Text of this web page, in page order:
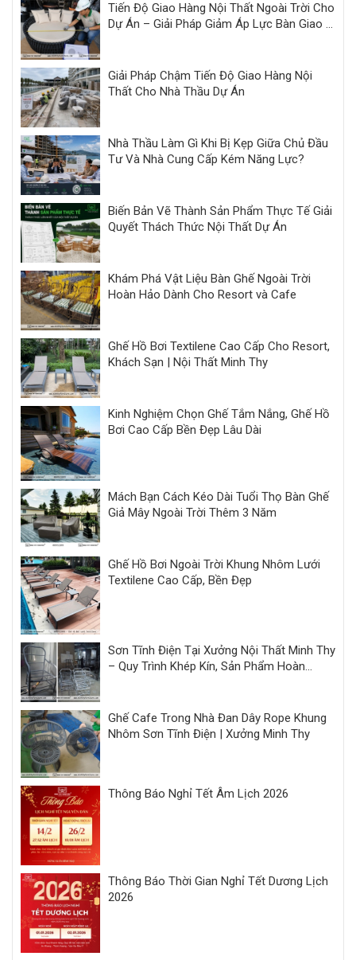
Tiến Độ Giao Hàng Nội Thất Ngoài Trời Cho
Dự Án – Giải Pháp Giảm Áp Lực Bàn Giao |
Giải Pháp Chậm Tiến Độ Giao Hàng Nội
Thất Cho Nhà Thầu Dự Án
Nhà Thầu Làm Gì Khi Bị Kẹp Giữa Chủ Đầu
Tư Và Nhà Cung Cấp Kém Năng Lực?
Biến Bản Vẽ Thành Sản Phẩm Thực Tế Giải
Quyết Thách Thức Nội Thất Dự Án
Khám Phá Vật Liệu Bàn Ghế Ngoài Trời
Hoàn Hảo Dành Cho Resort và Cafe
Ghế Hồ Bơi Textilene Cao Cấp Cho Resort,
Khách Sạn | Nội Thất Minh Thy
Kinh Nghiệm Chọn Ghế Tắm Nắng, Ghế Hồ
Bơi Cao Cấp Bền Đẹp Lâu Dài
Mách Bạn Cách Kéo Dài Tuổi Thọ Bàn Ghế
Giả Mây Ngoài Trời Thêm 3 Năm
Ghế Hồ Bơi Ngoài Trời Khung Nhôm Lưới
Textilene Cao Cấp, Bền Đẹp
Sơn Tĩnh Điện Tại Xưởng Nội Thất Minh Thy
– Quy Trình Khép Kín, Sản Phẩm Hoàn
Ghế Cafe Trong Nhà Đan Dây Rope Khung
Nhôm Sơn Tĩnh Điện | Xưởng Minh Thy
Thông Báo Nghỉ Tết Âm Lịch 2026
Thông Báo Thời Gian Nghỉ Tết Dương Lịch
2026